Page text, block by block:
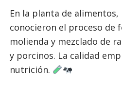
En la planta de
conocieron el proceso de
molienda y mezclado de
y porcinos. La calidad
nutrición.